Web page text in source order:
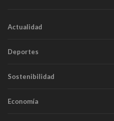
Actualidad
Deportes
Sostenibilidad
Economía